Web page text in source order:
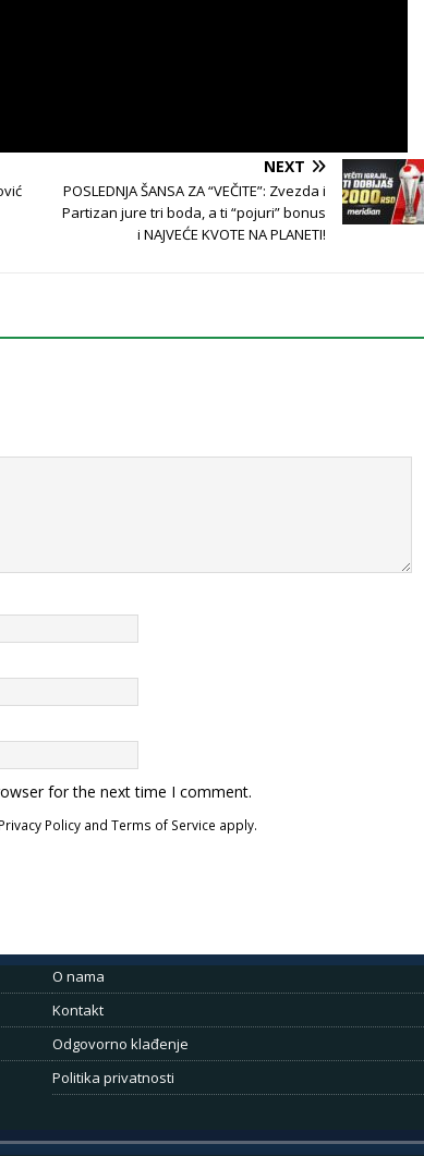
NEXT
POSLEDNJA ŠANSA ZA “VEČITE”: Zvezda i
Partizan jure tri boda, a ti “pojuri” bonus
i NAJVEĆE KVOTE NA PLANETI!
for the next time I comment.
Privacy Policy and Terms of Service apply.
O nama
Kontakt
Odgovorno klađenje
Politika privatnosti